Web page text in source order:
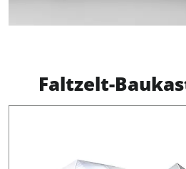
Faltzelt-